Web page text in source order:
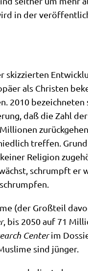
in der
skiz­zier­ten
als Chri­sten
2010
daß die Zahl
tref­fen.
Reli­gi­on
schrumpft er
(der Groß­teil
, bis 2050 auf 71
Cen­terim
sind jünger.